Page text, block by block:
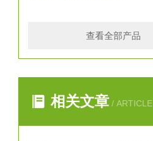
查看全部产品
相关文章 / ARTICLE